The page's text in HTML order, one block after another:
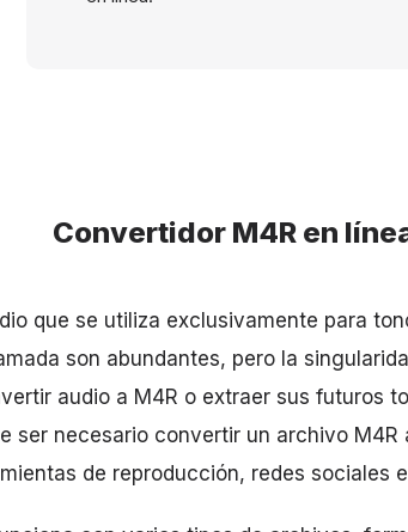
Convertidor M4R en
que se utiliza exclusivamente para
son abundantes, pero la
audio a M4R o extraer sus futuros
ser necesario convertir un archivo
de reproducción, redes sociales